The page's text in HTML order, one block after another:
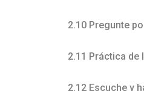
2.10 Pregunte
2.11 Práctica de
2.12 Escuche y